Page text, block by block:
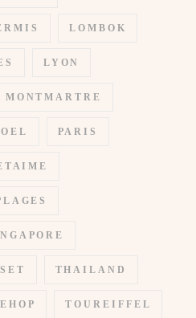
LOMBOK
LYON
MONTMARTRE
PARIS
THAILAND
TOUREIFFEL